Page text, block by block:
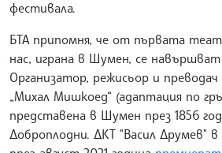
фестивала.
БТА припомня, че от първата
нас, играна в Шумен, се навършват
Организатор, режисьор и
„Михал Мишкоед“ (адаптация по
представена в Шумен през 1856
Доброплодни. ДКТ "Васил Друмев"